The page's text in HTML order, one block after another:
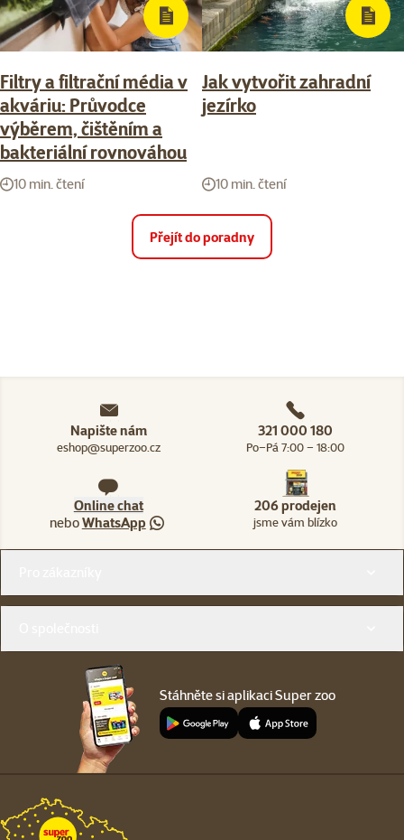
Filtry a filtrační média v
akváriu: Průvodce
výběrem, čištěním a
bakteriální rovnováhou
10 min. čtení
Jak vytvořit zahradní
jezírko
10 min. čtení
Přejít do poradny
Napište nám
eshop@superzoo.cz
321 000 180
Po–Pá 7:00 – 18:00
Online chat
neboWhatsApp
206 prodejen
jsme vám blízko
Stáhněte si aplikaci Super zoo